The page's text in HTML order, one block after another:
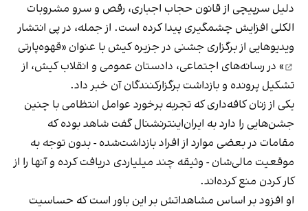
دلیل سرپیچی از قانون حجاب اجباری، رقص و سرو مشروبات
الکلی افزایش چشمگیری پیدا کرده است. از جمله، در پی انتشار
ویدیوهایی از برگزاری جشنی در جزیره کیش با عنوان «قهوه‌پارتی
» در رسانه‌های اجتماعی، دادستان عمومی و انقلاب کیش، از
تشکیل پرونده و بازداشت برگزارکنندگان آن خبر داد.
یکی از زنان کافه‌داری که تجربه برخورد عوامل انتظامی با چنین
جشن‌هایی را دارد به ایران‌اینترنشنال گفت شاهد بوده که
مقامات در بعضی موارد از افراد بازداشت‌‌شده - بدون توجه به
موقعیت مالی‌شان - وثیقه چند میلیاردی دریافت کرده و آنها را از
کار کردن منع کرده‌اند.
او افزود بر اساس مشاهداتش بر این باور است که حساسیت